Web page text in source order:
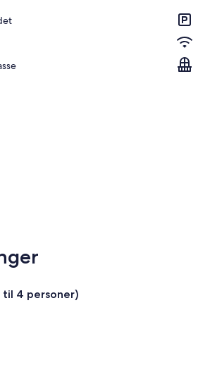
til 4 personer)